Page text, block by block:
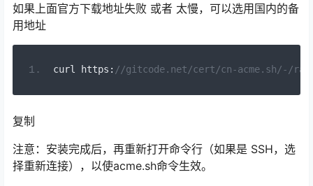
如果上面官方下载地址失败 或者 太慢，可以选用国内的备
用地址
curl https : //gitcode.net/cert/cn-acme.sh/-/
复制
注意：安装完成后，再重新打开命令行（如果是 SSH，选
择重新连接），以使acme.sh命令生效。